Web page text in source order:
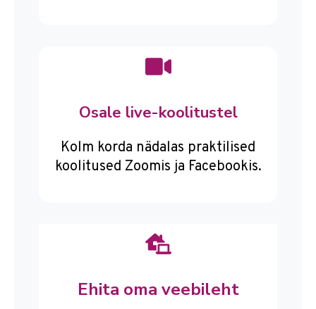
Osale live-koolitustel
Kolm korda nädalas praktilised
koolitused Zoomis ja Facebookis.
Ehita oma veebileht